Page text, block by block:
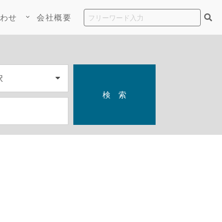
せ keyboard_arrow_down 会社概要
検 索